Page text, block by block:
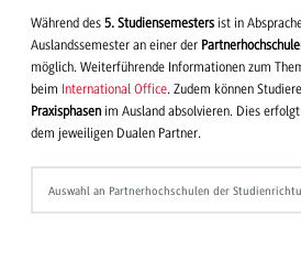
Während des 5. Studiensemesters ist in
Auslandssemester an einer der
möglich. Weiterführende Informationen zum
beim International Office. Zudem können
Praxisphasen im Ausland absolvieren. Dies
dem jeweiligen Dualen Partner.
Auswahl an Partnerhochschulen der